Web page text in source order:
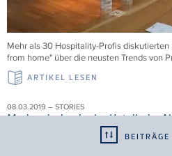
Mehr als 30 Hospitality-Profis
from home" über die neusten Trends von
ARTIKEL LESEN
08.03.2019 – STORIES
Markendesign in der Hotellerie: